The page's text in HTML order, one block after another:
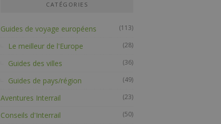
CATÉGORIES
Guides de voyage européens (113)
Le meilleur de l'Europe (28)
Guides des villes (36)
Guides de pays/région (49)
Aventures Interrail (23)
Conseils d'Interrail (50)